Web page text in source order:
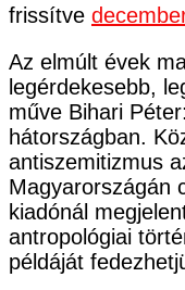
frissítve
Az elmúlt évek
legérdekesebb,
műve Bihari
hátországban.
antiszemitizmus
Magyarországán
kiadónál
antropológiai
példáját